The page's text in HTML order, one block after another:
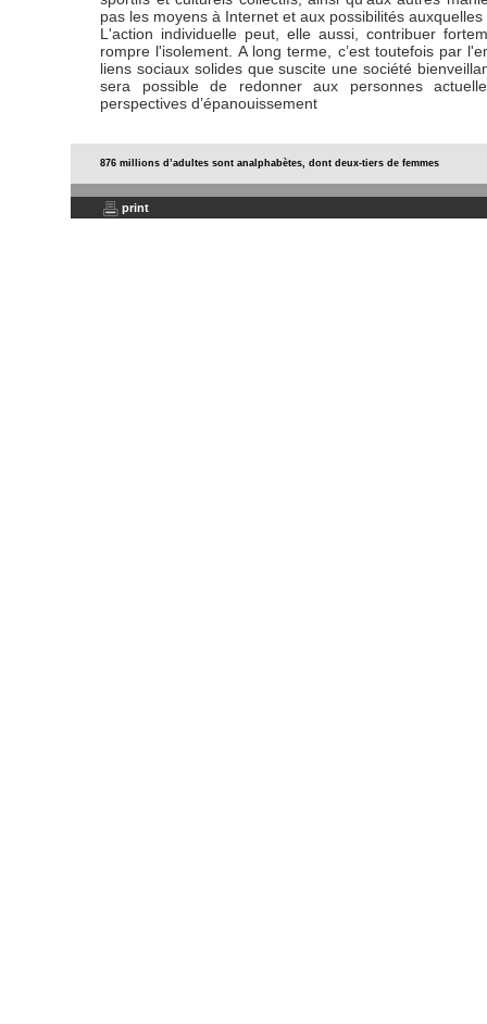
pas les moyens à Internet et aux possibilités
L'action individuelle peut, elle aussi, contribuer
rompre l'isolement. A long terme, c’est toutefois par
liens sociaux solides que suscite une société
sera possible de redonner aux personnes
perspectives d’épanouissement
876 millions d’adultes sont analphabètes, dont deux-tiers de femmes
print